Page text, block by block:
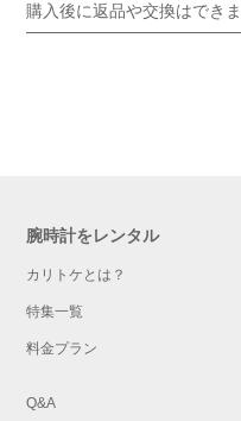
購入後に返品や交換はでき
腕時計をレンタル
カリトケとは？
特集一覧
料金プラン
Q&A